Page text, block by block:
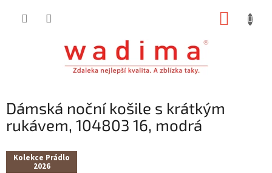
Dámská noční košile s krátkým
rukávem, 104803 16, modrá
Kolekce Prádlo
2026